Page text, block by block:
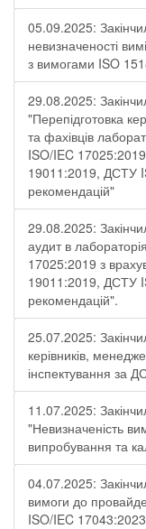
05.09.2025:
невизначеності
з вимогами ISO
29.08.2025:
"Перепідготовка
та фахівців
ISO/IEC
19011:2019, ДСТУ
рекомендацій"
29.08.2025:
аудит в
17025:2019 з
19011:2019, ДСТУ
рекомендацій".
25.07.2025:
керівників,
інспектування за
11.07.2025:
"Невизначеність
випробування та
04.07.2025:
вимоги до
ISO/IEC